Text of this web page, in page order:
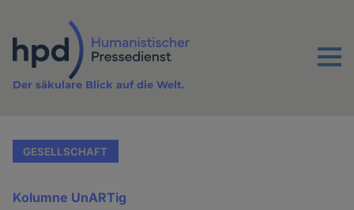
Inhalt
Menu
Der säkulare Blick auf die Welt.
GESELLSCHAFT
Kolumne UnARTig